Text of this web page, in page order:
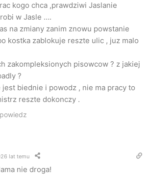
kogo chca ,prawdziwi Jaslanie
w Jasle ….
na zmiany zanim znowu powstanie
kostka zablokuje reszte ulic , juz malo
zakompleksionych pisowcow ? z jakiej
?
jest biednie i powodz , nie ma pracy to
reszte dokonczy .
lat temu
nie droga!